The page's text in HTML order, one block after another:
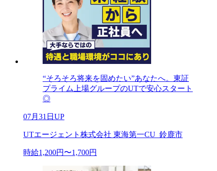
“そろそろ将来を固めたい”あなたへ。東証
プライム上場グループのUTで安心スタート
◎
07月31日UP
UTエージェント株式会社 東海第一CU_鈴鹿市
時給1,200円〜1,700円